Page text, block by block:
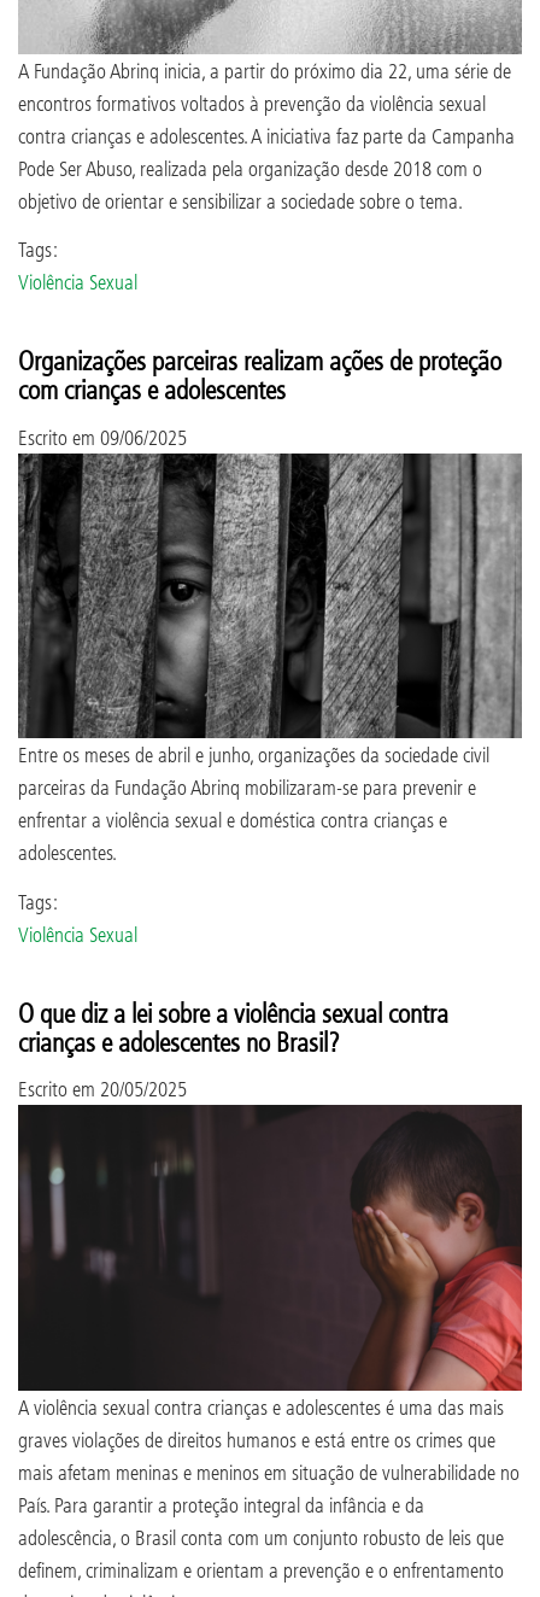
A Fundação Abrinq inicia, a partir do próximo dia 22, uma série de
encontros formativos voltados à prevenção da violência sexual
contra crianças e adolescentes. A iniciativa faz parte da Campanha
Pode Ser Abuso, realizada pela organização desde 2018 com o
objetivo de orientar e sensibilizar a sociedade sobre o tema.
Tags:
Violência Sexual
Organizações parceiras realizam ações de proteção
com crianças e adolescentes
Escrito em 09/06/2025
Entre os meses de abril e junho, organizações da sociedade civil
parceiras da Fundação Abrinq mobilizaram-se para prevenir e
enfrentar a violência sexual e doméstica contra crianças e
adolescentes.
Tags:
Violência Sexual
O que diz a lei sobre a violência sexual contra
crianças e adolescentes no Brasil?
Escrito em 20/05/2025
A violência sexual contra crianças e adolescentes é uma das mais
graves violações de direitos humanos e está entre os crimes que
mais afetam meninas e meninos em situação de vulnerabilidade no
País. Para garantir a proteção integral da infância e da
adolescência, o Brasil conta com um conjunto robusto de leis que
definem, criminalizam e orientam a prevenção e o enfrentamento